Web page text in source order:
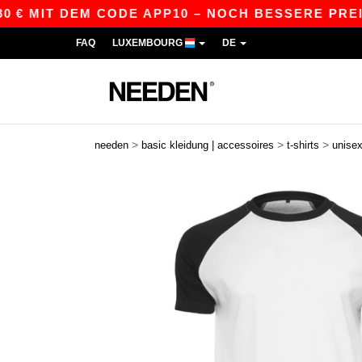
DEM CODE APP10 – NOCH BESSERE PREISE
FAQ LUXEMBOURG DE
needen > basic kleidung | accessoires > t-shirts > unisex